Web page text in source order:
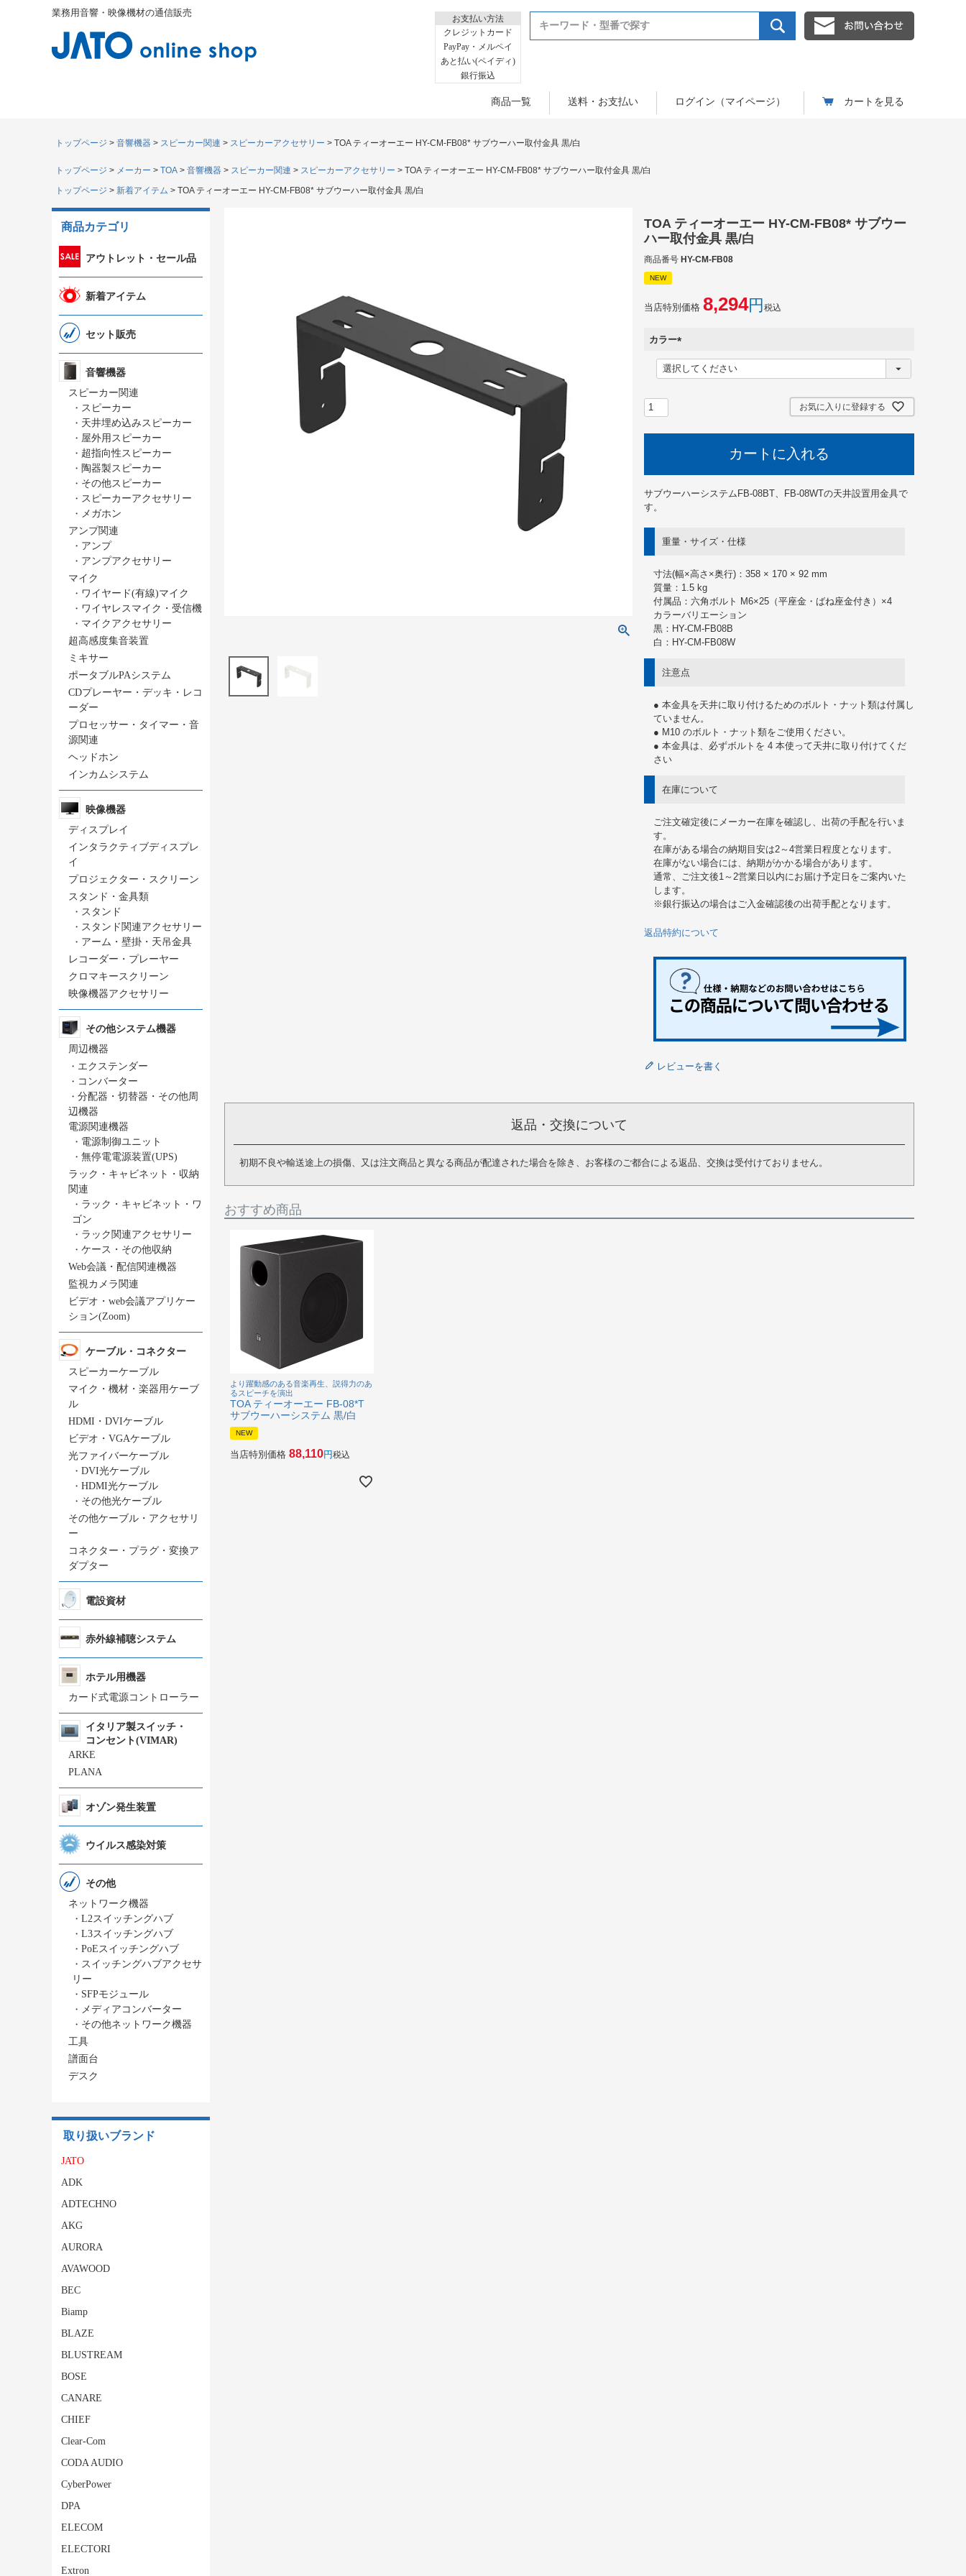
業務用音響・映像機材の通信販売
お支払い方法
クレジットカード
PayPay・メルペイ
あと払い(ペイディ)
銀行振込
商品一覧 送料・お支払い ログイン（マイページ） カートを見る
トップページ 音響機器 スピーカー関連 スピーカーアクセサリー TOA ティーオーエー HY-CM-FB08* サブウーハー取付金具 黒/白
トップページ メーカー TOA 音響機器 スピーカー関連 スピーカーアクセサリー
TOA ティーオーエー HY-CM-FB08* サブウーハー取付金具 黒/白
トップページ
新着アイテム TOA ティーオーエー HY-CM-FB08* サブウーハー取付金具 黒/白
商品カテゴリ
アウトレット・セール品
新着アイテム
セット販売
音響機器
スピーカー関連
・ スピーカー
・ 天井埋め込みスピーカー
・ 屋外用スピーカー
・ 超指向性スピーカー
・ 陶器製スピーカー
・ その他スピーカー
・ スピーカーアクセサリー
・ メガホン
アンプ関連
・ アンプ
・ アンプアクセサリー
マイク
・ ワイヤード(有線)マイク
・ ワイヤレスマイク・受信機
・ マイクアクセサリー
超高感度集音装置
ミキサー
ポータブルPAシステム
CDプレーヤー・デッキ・レコ
ーダー
プロセッサー・タイマー・音
源関連
ヘッドホン
インカムシステム
映像機器
ディスプレイ
インタラクティブディスプレ
イ
プロジェクター・スクリーン
スタンド・金具類
・ スタンド
・ スタンド関連アクセサリー
・ アーム・壁掛・天吊金具
レコーダー・プレーヤー
クロマキースクリーン
映像機器アクセサリー
その他システム機器
周辺機器
・ エクステンダー
・ コンバーター
・ 分配器・切替器・その他周
辺機器
電源関連機器
・ 電源制御ユニット
・ 無停電電源装置(UPS)
ラック・キャビネット・収納
関連
・ ラック・キャビネット・ワ
ゴン
・ ラック関連アクセサリー
・ ケース・その他収納
Web会議・配信関連機器
監視カメラ関連
ビデオ・web会議アプリケー
ション(Zoom)
ケーブル・コネクター
スピーカーケーブル
マイク・機材・楽器用ケーブ
ル
HDMI・DVIケーブル
ビデオ・VGAケーブル
光ファイバーケーブル
・ DVI光ケーブル
・ HDMI光ケーブル
・ その他光ケーブル
その他ケーブル・アクセサリ
ー
コネクター・プラグ・変換ア
ダプター
電設資材
赤外線補聴システム
ホテル用機器
カード式電源コントローラー
イタリア製スイッチ・
コンセント(VIMAR)
ARKE
PLANA
オゾン発生装置
ウイルス感染対策
その他
ネットワーク機器
・ L2スイッチングハブ
・ L3スイッチングハブ
・ PoEスイッチングハブ
・ スイッチングハブアクセサ
リー
・ SFPモジュール
・ メディアコンバーター
・ その他ネットワーク機器
工具
譜面台
デスク
取り扱いブランド
JATO
ADK
ADTECHNO
AKG
AURORA
AVAWOOD
BEC
Biamp
BLAZE
BLUSTREAM
BOSE
CANARE
CHIEF
Clear-Com
CODA AUDIO
CyberPower
DPA
ELECOM
ELECTORI
Extron
TOA ティーオーエー HY-CM-FB08* サブウー
ハー取付金具 黒/白
商品番号 HY-CM-FB08
NEW
当店特別価格 8,294 税込
カラー
(
必
お気に入りに登録する
カートに入れる
サブウーハーシステムFB-08BT、FB-08WTの天井設置用金具で
す。
重量・サイズ・仕様
寸法(幅×高さ×奥行)：358 × 170 × 92 mm
質量：1.5 kg
付属品：六角ボルト M6×25（平座金・ばね座金付き）×4
カラーバリエーション
黒：HY-CM-FB08B
白：HY-CM-FB08W
注意点
● 本金具を天井に取り付けるためのボルト・ナット類は付属し
ていません。
● M10 のボルト・ナット類をご使用ください。
● 本金具は、必ずボルトを 4 本使って天井に取り付けてくだ
さい
在庫について
ご注文確定後にメーカー在庫を確認し、出荷の手配を行いま
す。
在庫がある場合の納期目安は2～4営業日程度となります。
在庫がない場合には、納期がかかる場合があります。
通常、ご注文後1～2営業日以内にお届け予定日をご案内いた
します。
※銀行振込の場合はご入金確認後の出荷手配となります。
返品特約について
レビューを書く
返品・交換について
初期不良や輸送途上の損傷、又は注文商品と異なる商品が配達された場合を除き、お客様のご都合による返品、交換は受付けておりません。
おすすめ商品
より躍動感のある音楽再生、説得力のあ
るスピーチを演出
TOA ティーオーエー FB-08*T
サブウーハーシステム 黒/白
NEW
当店特別価格 88,110 税込